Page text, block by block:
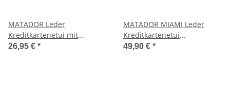
MATADOR Leder
Kreditkartenetui mit
Dollarclip Geldklammer RFID
26,95 € *
MATADOR MIAMI Leder
Kreditkartenetui
Kreditkartenhülle
49,90 € *